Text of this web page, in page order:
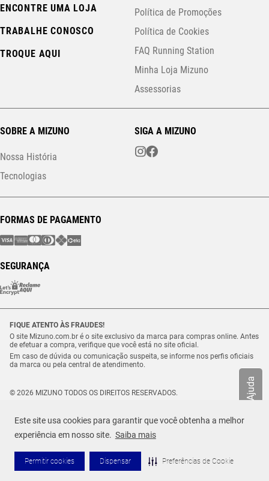
Este site usa cookies para garantir que você obtenha a melhor
experiência em nosso site. Saiba mais
Permitir cookies Dispensar Preferências de Cookie
Ajuda
ENCONTRE UMA LOJA
TRABALHE CONOSCO
TROQUE AQUI
Política de Promoções
Política de Cookies
FAQ Running Station
Minha Loja Mizuno
Assessorias
SOBRE A MIZUNO
Nossa História
Tecnologias
SIGA A MIZUNO
FORMAS DE PAGAMENTO
SEGURANÇA
FIQUE ATENTO ÀS FRAUDES!
O site Mizuno.com.br é o site exclusivo da marca para compras online. Antes
de efetuar a compra, verifique que você está no site oficial.
Em caso de dúvida ou comunicação suspeita, se informe nos perfis oficiais
da marca ou pela central de atendimento.
© 2026 MIZUNO TODOS OS DIREITOS RESERVADOS.
Estrada Municipal Luiz Lopes Neto, n.º 21 – Tenentes – CEP. 37.640-000 –
Extrema/MG